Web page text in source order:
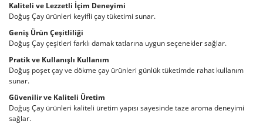
Kaliteli ve Lezzetli İçim Deneyimi
Doğuş Çay ürünleri keyifli çay tüketimi sunar.
Geniş Ürün Çeşitliliği
Doğuş Çay çeşitleri farklı damak tatlarına uygun seçenekler sağlar.
Pratik ve Kullanışlı Kullanım
Doğuş poşet çay ve dökme çay ürünleri günlük tüketimde rahat kullanım
sunar.
Güvenilir ve Kaliteli Üretim
Doğuş Çay ürünleri kaliteli üretim yapısı sayesinde taze aroma deneyimi
sağlar.